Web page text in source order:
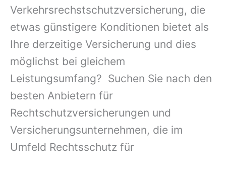
Verkehrsrechstschutzversicherung, die
etwas günstigere Konditionen bietet als
Ihre derzeitige Versicherung und dies
möglichst bei gleichem
Leistungsumfang? Suchen Sie nach den
besten Anbietern für
Rechtschutzversicherungen und
Versicherungsunternehmen, die im
Umfeld Rechtsschutz für